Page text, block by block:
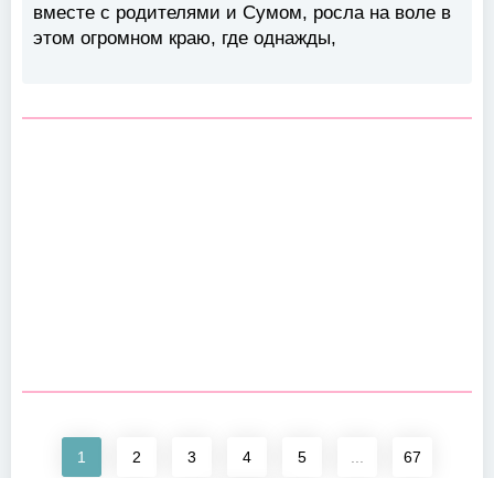
вместе с родителями и Сумом, росла на воле в
этом огромном краю, где однажды,
1 2 3 4 5 67